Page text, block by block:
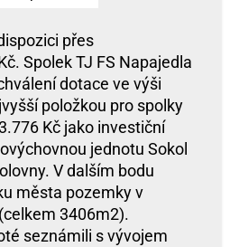
přes
Spolek TJ FS Napajedla
dotace ve výši
položkou pro spolky
Kč jako investiční
jednotu Sokol
V dalším bodu
města pozemky v
3406m2).
seznámili s vývojem